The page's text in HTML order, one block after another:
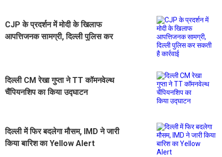
CJP के प्रदर्शन में मोदी के खिलाफ
आपत्तिजनक सामग्री, दिल्ली पुलिस कर
दिल्ली CM रेखा गुप्ता ने TT कॉमनवेल्थ
चैंपियनशिप का किया उद्घाटन
दिल्ली में फिर बदलेगा मौसम, IMD ने जारी
किया बारिश का Yellow Alert